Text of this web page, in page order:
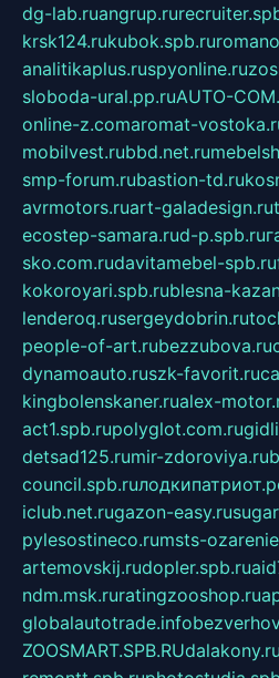
dg-lab.ruangrup.ru
krsk124.rukubok.spb.ru
analitikaplus.ruspyonline.ru
sloboda-ural.pp.ruAUTO-
online-z.comaromat-
mobilvest.rubbd.net.ru
smp-forum.rubastion-td.ru
avrmotors.ruart-galadesign.ru
ecostep-samara.rud-p.spb.ru
sko.com.rudavitamebel-spb.ru
kokoroyari.spb.rublesna-
lenderoq.rusergeydobrin.ru
people-of-art.rubezzubova.ru
dynamoauto.ruszk-favorit.ru
kingbolenskaner.rualex-
act1.spb.rupolyglot.com.ru
detsad125.rumir-zdoroviya.ru
council.spb.ru
iclub.net.rugazon-easy.ru
pylesostineco.rumsts-
artemovskij.rudopler.spb.ru
ndm.msk.ruratingzooshop.ru
globalautotrade.info
ZOOSMART.SPB.RUdalakony.ru